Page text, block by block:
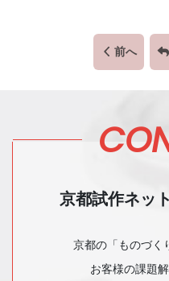
前へ
京都試作ネッ
京都の「ものづく
お客様の課題